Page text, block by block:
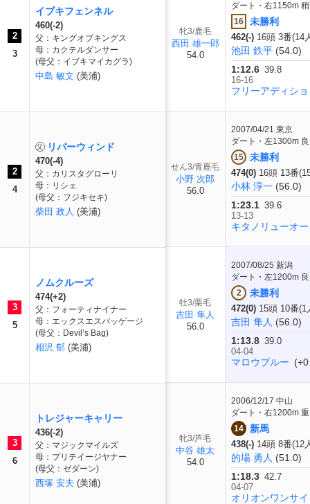
2
3
イブキフェンネル
460(-2)
父：キングオブキングス
母：カクテルダンサー
(母父：イブキマイカグラ)
中島 敏文 (美浦)
2
4
リバーウィンド
470(-4)
父：カリスタグローリ
母：リシェ
(母父：フジキセキ)
柴田 政人 (美浦)
3
5
ノムクルーズ
474(+2)
父：フォーティナイナー
母：エックスエスバッゲージ
(母父：Devil’s Bag)
相沢 郁 (美浦)
3
6
トレジャーキャリー
436(-2)
父：マジックマイルズ
母：プリテイージヤナー
(母父：ゼダーン)
西塚 安夫 (美浦)
牝3/鹿毛
西田 雄一郎
54.0
ダート・右1150m 稍
16
未勝利
462(-) 16頭 3番(14
池田 鉄平 (54.0)
1:12.6 39.8
16-16
フリーアディシ
せん3/青鹿毛
小野 次郎
56.0
2007/04/21 東京
ダート・左1300m 良
15
未勝利
474(0) 16頭 13番
小林 淳一 (56.0)
1:23.1 39.6
13-13
キタノリューオー
牡3/栗毛
吉田 隼人
56.0
2007/08/25 新潟
ダート・左1200m 良
2
未勝利
472(0) 15頭 10番(1
吉田 隼人 (56.0)
1:13.8 39.0
04-04
マロウブルー
牝3/芦毛
中谷 雄太
54.0
2006/12/17 中山
ダート・右1200m 重
14
新馬
438(-) 14頭 8番(12
的場 勇人 (51.0)
1:18.3 42.7
04-07
オリオンワンサ